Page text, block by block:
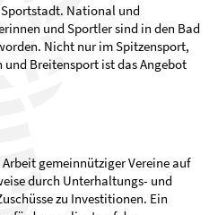
National und
und Sportler sind in den Bad
Nicht nur im Spitzensport,
Breitensport ist das Angebot
gemeinnütziger Vereine auf
durch Unterhaltungs- und
zu Investitionen. Ein